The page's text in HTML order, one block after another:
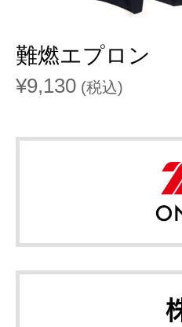
難燃エプロン
¥9,130 (税込)